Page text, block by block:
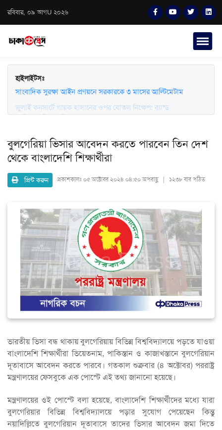
রবিবার, ০৯ আগU ২০২৬
হাইলাইটসঃ
সাংবাদিক সুরক্ষা আইন প্রণয়নে সরকারকে ৩ মাসের আল্টিমেটাম
জুলাই কনসার্টে গায়ক হাসানের ওপর বোতল নিক্ষেপ: ব্যান্ড
সংগীতপ্রেমীদের তীব্র ক্ষোভ ও নিরাপত্তার প্রশ্ন
বুলগেরিয়া ভিসার আবেদন করতে পার‌বেন তিন দেশ
থে‌কে বাংলাদেশি শিক্ষার্থীরা
প্রিন্ট করুন প্রকাশকালঃ ০৫ অক্টোবর ২০২৪ ০৪:৫০ অপরাহ্ণ | ১২৩৮ বার পঠিত
ভারতীয় ভিসা বন্ধ থাকায় বুল‌গে‌রিয়ায় বি‌ভিন্ন বিশ্ব‌বিদ্যাল‌য়ে পড়‌তে যাওয়া
বাংলা‌দে‌শি শিক্ষার্থীরা ভিয়েতনাম, পাকিস্তান ও কাজাখস্তানে বুলগেরিয়ান
দূতাবাসে আবেদন করতে পার‌বে। গতকাল শুক্রবার (৪ অক্টোবর) পররাষ্ট্র
মন্ত্রণালয়ের ফেসবু‌কে এক পো‌স্টে এই তথ্য জানানো হ‌য়ে‌ছে।
মন্ত্রণালয়ের ওই পোস্টে বলা হয়েছে, বাংলাদেশি শিক্ষার্থীদের মধ্যে যারা
বুলগেরিয়ার বিভিন্ন বিশ্ববিদ্যালয়ে পড়ার সুযোগ পেয়েছেন কিন্তু
নয়াদিল্লিতে বুলগেরিয়ান দূতাবাসে তাদের ভিসার আবেদন জমা দিতে